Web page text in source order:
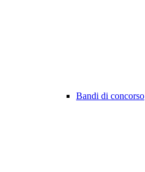
Bandi di concorso